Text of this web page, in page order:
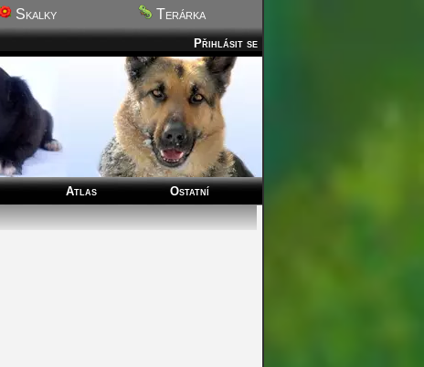
Skalky Terárka
Přihlásit se
Atlas
Ostatní